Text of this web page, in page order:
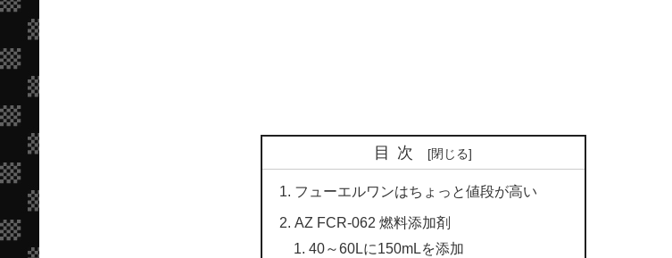
目次
フューエルワンはちょっと値段が高い
AZ FCR-062 燃料添加剤
40～60Lに150mLを添加